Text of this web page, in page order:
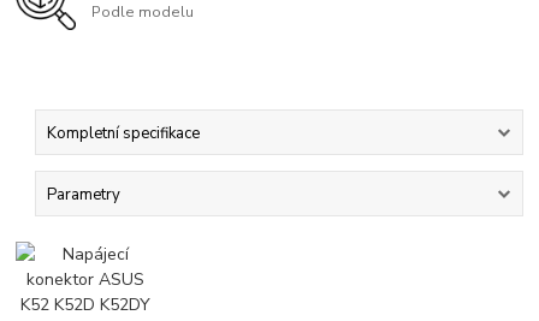
Podle modelu
Kompletní specifikace
Parametry